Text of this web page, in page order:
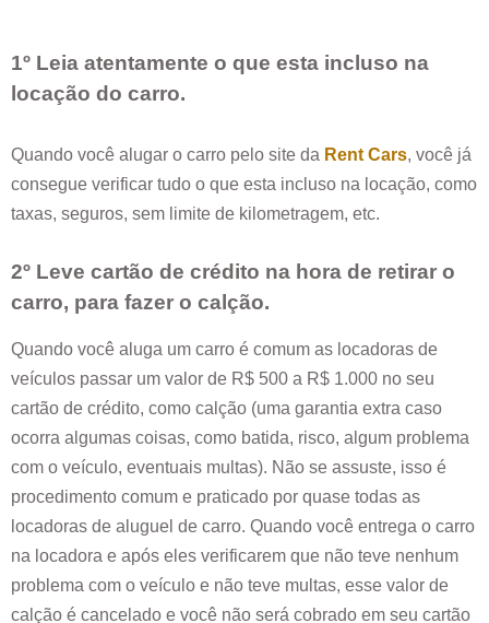
1º Leia atentamente o que esta incluso na
locação do carro.
Quando você alugar o carro pelo site da Rent Cars, você já
consegue verificar tudo o que esta incluso na locação, como
taxas, seguros, sem limite de kilometragem, etc.
2º Leve cartão de crédito na hora de retirar o
carro, para fazer o calção.
Quando você aluga um carro é comum as locadoras de
veículos passar um valor de R$ 500 a R$ 1.000 no seu
cartão de crédito, como calção (uma garantia extra caso
ocorra algumas coisas, como batida, risco, algum problema
com o veículo, eventuais multas). Não se assuste, isso é
procedimento comum e praticado por quase todas as
locadoras de aluguel de carro. Quando você entrega o carro
na locadora e após eles verificarem que não teve nenhum
problema com o veículo e não teve multas, esse valor de
calção é cancelado e você não será cobrado em seu cartão